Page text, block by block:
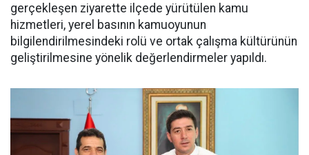
gerçekleşen ziyarette ilçede yürütülen kamu
hizmetleri, yerel basının kamuoyunun
bilgilendirilmesindeki rolü ve ortak çalışma kültürünün
geliştirilmesine yönelik değerlendirmeler yapıldı.